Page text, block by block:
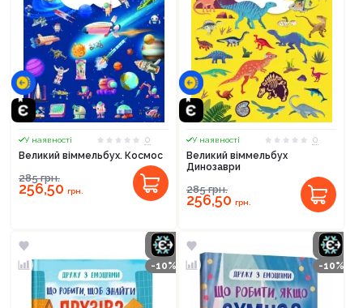
У наявності
0
Великий віммельбух. Космос
285грн.
256,50 грн.
У наявності
0
Великий віммельбух
Динозаври
285грн.
256,50 грн.
-10% -10%